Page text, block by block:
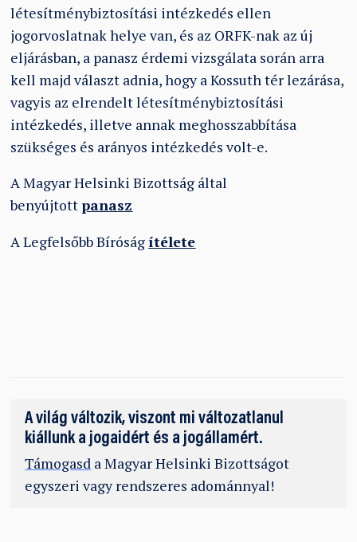
létesítménybiztosítási intézkedés ellen
jogorvoslatnak helye van, és az ORFK-nak az új
eljárásban, a panasz érdemi vizsgálata során arra
kell majd választ adnia, hogy a Kossuth tér lezárása,
vagyis az elrendelt létesítménybiztosítási
intézkedés, illetve annak meghosszabbítása
szükséges és arányos intézkedés volt-e.
A Magyar Helsinki Bizottság által
benyújtott panasz
A Legfelsőbb Bíróságítélete
A világ változik, viszont mi változatlanul
kiállunk a jogaidért és a jogállamért.
Támogasd a Magyar Helsinki Bizottságot
egyszeri vagy rendszeres adománnyal!